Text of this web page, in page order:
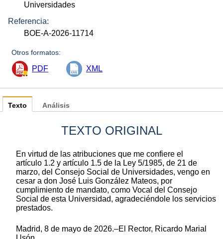
Universidades
Referencia:
BOE-A-2026-11714
Otros formatos:
PDF XML
Texto
TEXTO ORIGINAL
En virtud de las atribuciones que me confiere el
artículo 1.2 y artículo 1.5 de la Ley 5/1985, de 21 de
marzo, del Consejo Social de Universidades, vengo en
cesar a don José Luis González Mateos, por
cumplimiento de mandato, como Vocal del Consejo
Social de esta Universidad, agradeciéndole los servicios
prestados.
Madrid, 8 de mayo de 2026.–El Rector, Ricardo Marial
Análisis